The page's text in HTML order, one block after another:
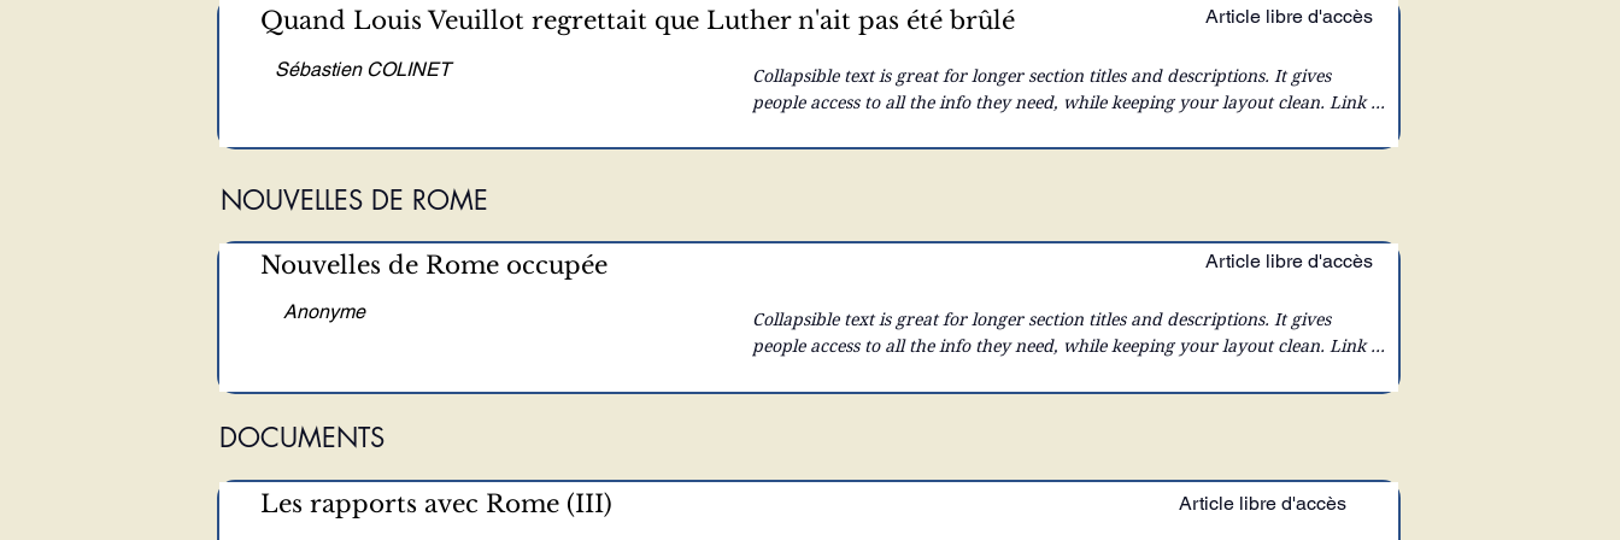
Quand Louis Veuillot regrettait que Luther n'ait pas été brûlé Article libre d'accès
Sébastien COLINET
Collapsible text is great for longer section titles and descriptions. It gives
people access to all the info they need, while keeping your layout clean. Link
here...
NOUVELLES DE ROME
Nouvelles de Rome occupée Article libre d'accès
Anonyme
Collapsible text is great for longer section titles and descriptions. It gives
people access to all the info they need, while keeping your layout clean. Link
here...
DOCUMENTS
Les rapports avec Rome (III) Article libre d'accès